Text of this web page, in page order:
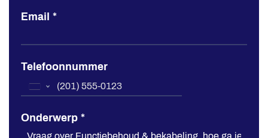
Email *
Telefoonnummer
United
Onderwerp *